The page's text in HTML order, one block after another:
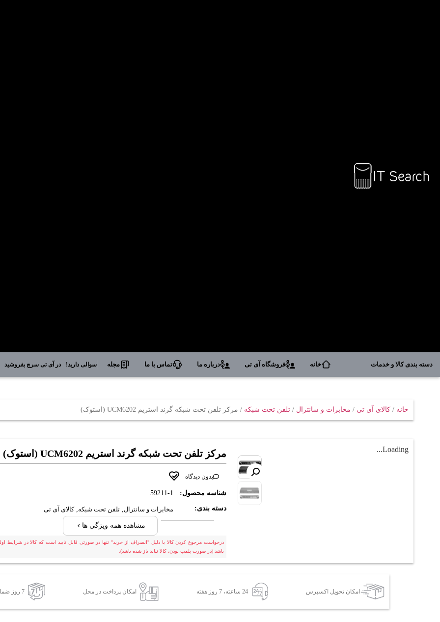
دسته بندی کالا و خدمات خانه فروشگاه آی تی درباره ما تماس با ما مجله سوالی دارید! در آی تی سرچ بفروشید
خانه / کالای آی تی / مخابرات و سانترال / تلفن تحت شبکه / مرکز تلفن تحت شبکه گرند استریم UCM6202 (استوک)
Loading... مرکز تلفن تحت شبکه گرند استریم UCM6202 (استوک)
بدون دیدگاه
شناسه محصول: 59211-1
دسته بندی: مخابرات و سانترال تلفن تحت شبکه ,کالای آی تی
مشاهده همه ویژگی ها
درخواست مرجوع کردن کالا با دلیل "انصراف از خرید" تنها در صورتی قابل تایید است که کالا در شرایط
باشد (در صورت پلمپ بودن، کالا نباید باز شده باشد).
امکان تحویل اکسپرس 24 ساعته، 7 روز هفته امکان پرداخت در محل 7 روز ضمانت بازگشت کالا